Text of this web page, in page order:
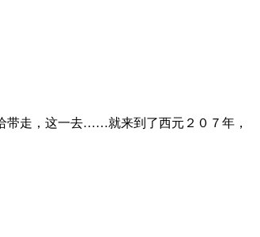
带走，这一去……就来到了西元２０７年，